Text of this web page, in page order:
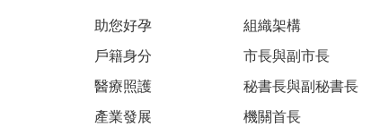
助您好孕
戶籍身分
醫療照護
產業發展
組織架構
市長與副市長
秘書長與副秘書長
機關首長